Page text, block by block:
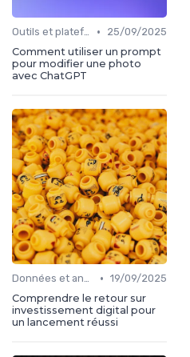
Outils et plateformes •
25/09/2025
Comment utiliser un prompt
pour modifier une photo
avec ChatGPT
Données et analytics • 19/09/2025
Comprendre le retour sur
investissement digital pour
un lancement réussi